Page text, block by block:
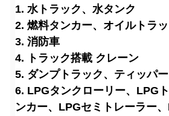
1. 水トラック、水タンク
2. 燃料タンカー、オイルトラ
3. 消防車
4. トラック搭載 クレーン
5. ダンプトラック、ティッパ
6. LPGタンクローリー、LPG
ンカー、LPGセミトレーラー